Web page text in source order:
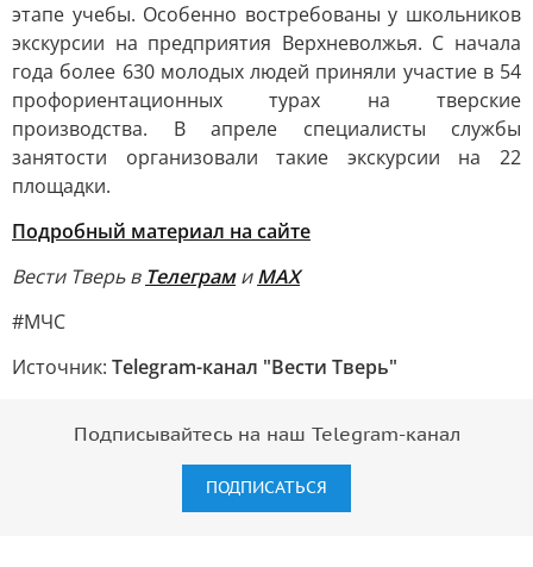
этапе учебы. Особенно востребованы у школьников
экскурсии на предприятия Верхневолжья. С начала
года более 630 молодых людей приняли участие в 54
профориентационных турах на тверские
производства. В апреле специалисты службы
занятости организовали такие экскурсии на 22
площадки.
Подробный материал на сайте
Вести Тверь в ТелеграмиМАХ
#МЧС
Источник: Telegram-канал "Вести Тверь"
Подписывайтесь на наш Telegram-канал
ПОДПИСАТЬСЯ